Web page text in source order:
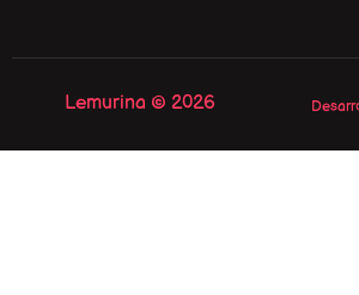
Lemurina © 2026